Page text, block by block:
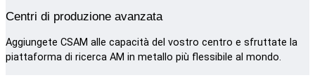
Centri di produzione avanzata
Aggiungete CSAM alle capacità del vostro centro e sfruttate la
piattaforma di ricerca AM in metallo più flessibile al mondo.